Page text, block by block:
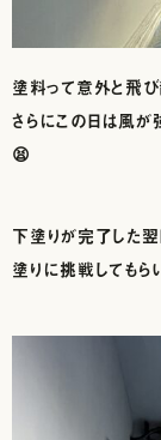
塗料って意外と飛
さらにこの日は風が
😫
下塗りが完了した
塗りに挑戦してもら